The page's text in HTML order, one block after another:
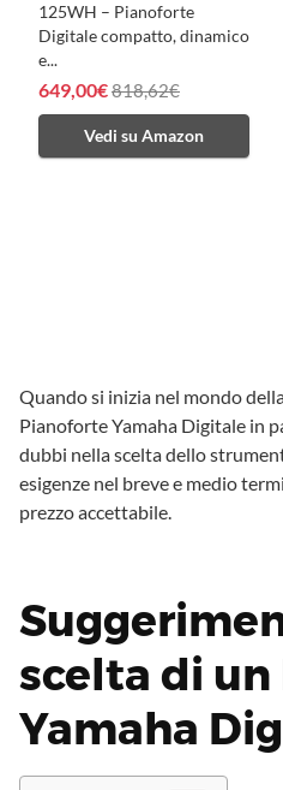
125WH – Pianoforte
Digitale compatto, dinamico
e...
649,00€818,62€
Vedi su Amazon
Quando si inizia nel mondo
Pianoforte Yamaha Digitale in
dubbi nella scelta dello
esigenze nel breve e medio
prezzo accettabile.
scelta di
Yamaha